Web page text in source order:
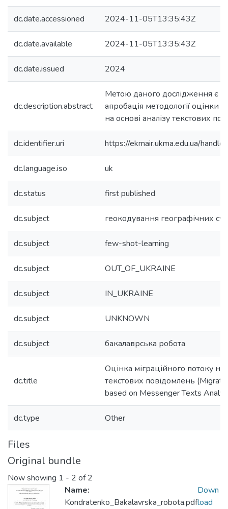
dc.date.accessioned 2024-11-05T13:35:43Z
dc.date.available 2024-11-05T13:35:43Z
dc.date.issued 2024
dc.description.abstract
Метою даного дослідження є
апробація методології оцінки
на основі аналізу текстових
dc.identifier.uri https://ekmair.ukma.edu.ua/
dc.language.iso uk
dc.status first published
dc.subject геокодування географічних
dc.subject few-shot-learning
dc.subject OUT_OF_UKRAINE
dc.subject IN_UKRAINE
dc.subject UNKNOWN
dc.subject бакалаврська робота
dc.title
Оцінка міграційного потоку на
текстових повідомлень
based on Messenger Texts
dc.type Other
Files
Original bundle
Now showing 1 - 2 of 2
Name:
Kondratenko_Bakalavrska_robota.pdf
Down
load